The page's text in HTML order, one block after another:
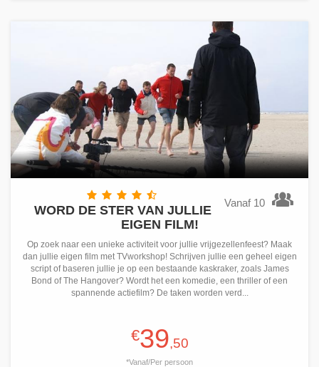
Vanaf 10
WORD DE STER VAN JULLIE
EIGEN FILM!
Op zoek naar een unieke activiteit voor jullie vrijgezellenfeest? Maak
dan jullie eigen film met TVworkshop! Schrijven jullie een geheel eigen
script of baseren jullie je op een bestaande kaskraker, zoals James
Bond of The Hangover? Wordt het een komedie, een thriller of een
spannende actiefilm? De taken worden verd...
€39,50
*Vanaf/Per persoon